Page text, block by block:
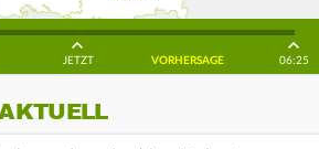
JETZT VORHERSAGE 06:25